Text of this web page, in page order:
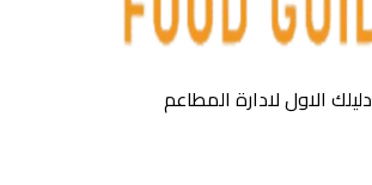
دليلك الاول لادارة المطاعم